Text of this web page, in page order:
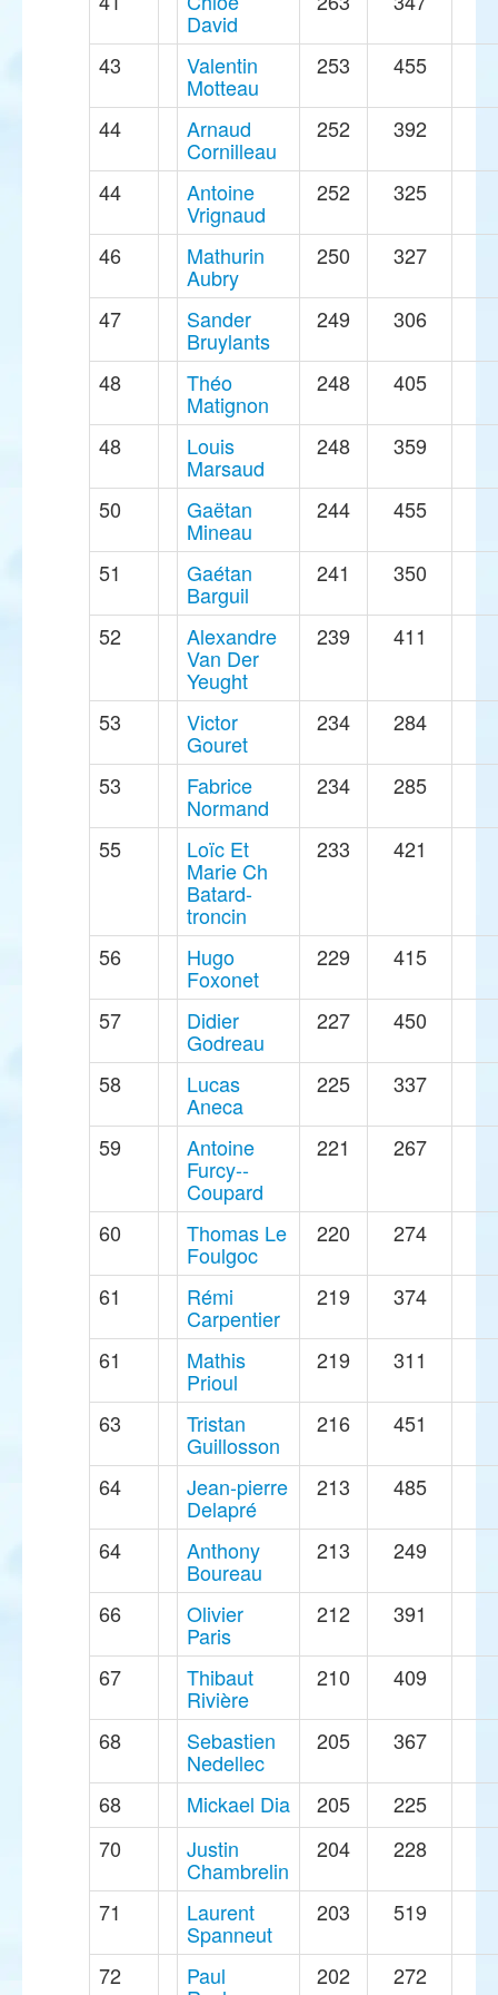
David
43 Valentin
Motteau
253 455
44 Arnaud
Cornilleau
252 392
44 Antoine
Vrignaud
252 325
46 Mathurin
Aubry
250 327
47 Sander
Bruylants
249 306
48 Théo
Matignon
248 405
48 Louis
Marsaud
248 359
50 Gaëtan
Mineau
244 455
51 Gaétan
Barguil
241 350
52 Alexandre
Van Der
Yeught
239 411
53 Victor
Gouret
234 284
53 Fabrice
Normand
234 285
55 Loïc Et
Marie Ch
Batard-
troncin
233 421
56 Hugo
Foxonet
229 415
57 Didier
Godreau
227 450
58 Lucas
Aneca
225 337
59 Antoine
Furcy--
Coupard
221 267
60 Thomas Le
Foulgoc
220 274
61 Rémi
Carpentier
219 374
61 Mathis
Prioul
219 311
63 Tristan
Guillosson
216 451
64 Jean-pierre
Delapré
213 485
64 Anthony
Boureau
213 249
66 Olivier
Paris
212 391
67 Thibaut
Rivière
210 409
68 Sebastien
Nedellec
205 367
68 Mickael Dia 205
225
70
Justin
Chambrelin
204 228
71 Laurent
Spanneut
203 519
72 Paul 202 272